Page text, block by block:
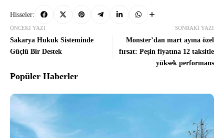
Hisseler:
ÖNCEKI YAZI
Sakarya Hukuk Sisteminde
Güçlü Bir Destek
SONRAKI YAZI
Monster’dan mart ayına özel
fırsat: Peşin fiyatına 12 taksitle
yüksek performans
Popüler Haberler